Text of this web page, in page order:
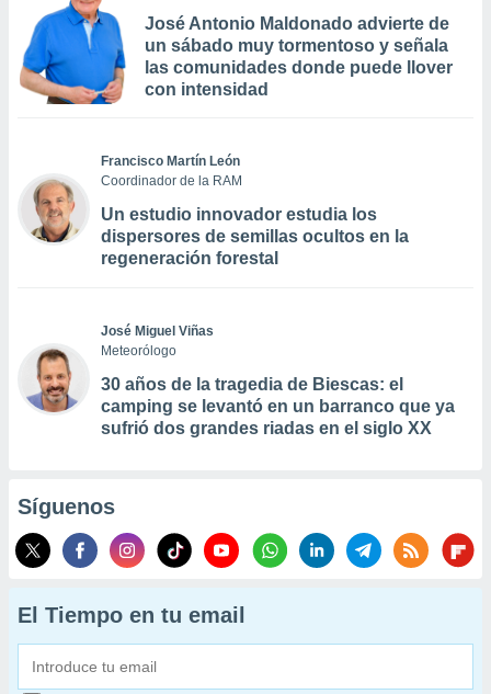
José Antonio Maldonado advierte de
un sábado muy tormentoso y señala
las comunidades donde puede llover
con intensidad
Francisco Martín León
Coordinador de la RAM
Un estudio innovador estudia los
dispersores de semillas ocultos en la
regeneración forestal
José Miguel Viñas
Meteorólogo
30 años de la tragedia de Biescas: el
camping se levantó en un barranco que ya
sufrió dos grandes riadas en el siglo XX
Síguenos
El Tiempo en tu email